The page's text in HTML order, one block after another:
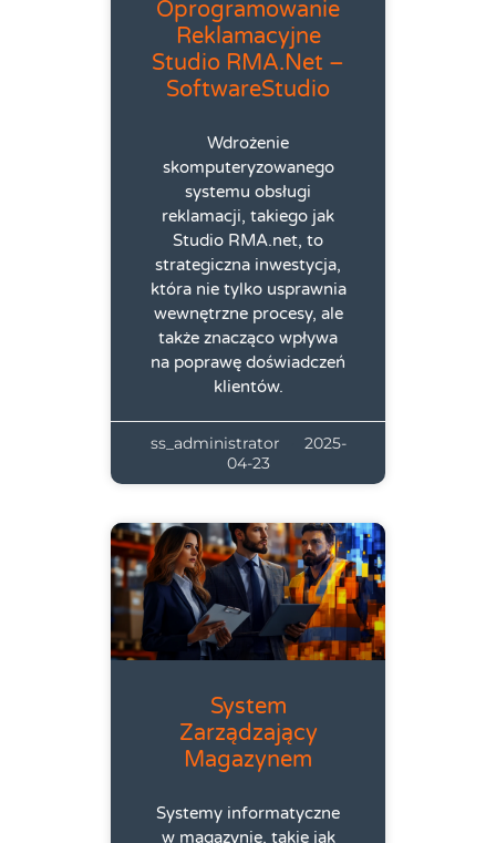
Oprogramowanie
Reklamacyjne
Studio RMA.net –
SoftwareStudio
Wdrożenie
skomputeryzowanego
systemu obsługi
reklamacji, takiego jak
Studio RMA.net, to
strategiczna inwestycja,
która nie tylko usprawnia
wewnętrzne procesy, ale
także znacząco wpływa
na poprawę doświadczeń
klientów.
ss_administrator
2025-
04-23
System
Zarządzający
Magazynem
Systemy informatyczne
w magazynie, takie jak